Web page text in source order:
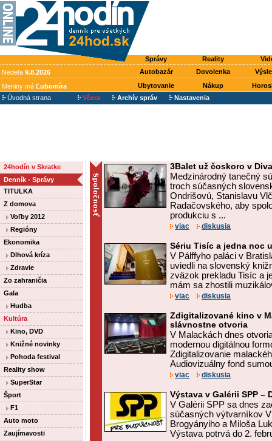
Správy Reality
Nedeľa 9.8.2026 Autobazár Dovolenka
Meniny má Ľubomíra Ubytovanie Nákup
Úvodná strana
Včera Archív správ Nastavenia
24hodín v Skratke
Denník - Správy
TITULKA
Z domova
Voľby 2012
Regióny
Ekonomika
Dlhová kríza
Zdravie
Zo zahraničia
Gala
Hudba
Kultúra
Kino, DVD
Knižné novinky
Pohoda festival
Reality show
SuperStar
Šport
F1
Auto moto
Zaujímavosti
3Balet už čoskoro v
Medzinárodný tanečný
troch súčasných
Ondrišovú, Stanislavu
Radačovského, aby
produkciu s ...
viac diskusia
Sériu Tisíc a jedna noc
V Pálffyho paláci v
uviedli na slovenský
zväzok prekladu Tisíc a
mám sa zhostili
viac diskusia
Zdigitalizované kino v
slávnostne otvoria
V Malackách dnes
modernou digitálnou
Zdigitalizovanie
Audiovizuálny fond
viac diskusia
Výstava v Galérii SPP –
V Galérii SPP sa dnes
súčasných výtvarníkov
Brogyányiho a Miloša
Výstava potrvá do 2.